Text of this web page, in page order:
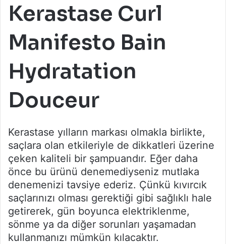
Kerastase Curl
Manifesto Bain
Hydratation
Douceur
Kerastase yılların markası olmakla birlikte,
saçlara olan etkileriyle de dikkatleri üzerine
çeken kaliteli bir şampuandır. Eğer daha
önce bu ürünü denemediyseniz mutlaka
denemenizi tavsiye ederiz. Çünkü kıvırcık
saçlarınızı olması gerektiği gibi sağlıklı hale
getirerek, gün boyunca elektriklenme,
sönme ya da diğer sorunları yaşamadan
kullanmanızı mümkün kılacaktır.